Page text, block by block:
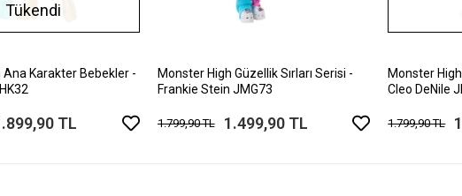
Tükendi
Ana Karakter Bebekler -
TL
Monster High Güzellik Sırları Serisi -
Frankie Stein JMG73
1.799,90 TL 1.499,90 TL
Monster
Cleo DeNile
1.799,90 TL